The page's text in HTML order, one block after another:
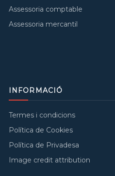
Assessoria comptable
Assessoria mercantil
INFORMACIÓ
Termes i condicions
Política de Cookies
Política de Privadesa
Image credit attribution